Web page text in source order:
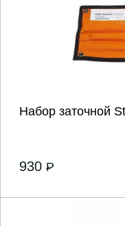
Набор заточной
930 P